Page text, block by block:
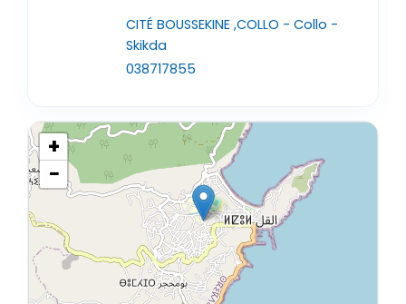
CITÉ BOUSSEKINE ,COLLO - Collo -
Skikda
038717855
+
−